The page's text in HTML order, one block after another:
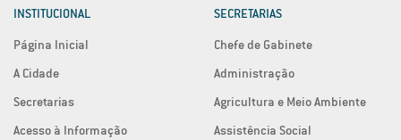
INSTITUCIONAL
Página Inicial
A Cidade
Secretarias
Acesso à Informação
SECRETARIAS
Chefe de Gabinete
Administração
Agricultura e Meio Ambiente
Assistência Social